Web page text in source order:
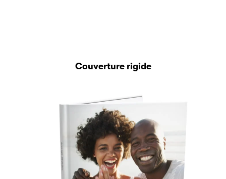
Couverture rigide